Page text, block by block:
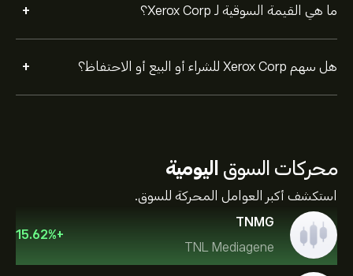
ما هي القيمة السوقية لـ Xerox Corp؟ +
هل سهم Xerox Corp للشراء أو البيع أو الاحتفاظ؟ +
محركات السوق اليومية
استكشف أكبر العوامل المحركة للسوق.
TNMG
TNL Mediagene
+
15.62%